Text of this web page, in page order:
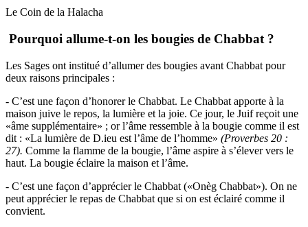
Le Coin de la Halacha
Pourquoi allume-t-on les bougies de Chabbat ?
Les Sages ont institué d’allumer des bougies avant Chabbat pour
deux raisons principales :
- C’est une façon d’honorer le Chabbat. Le Chabbat apporte à la
maison juive le repos, la lumière et la joie. Ce jour, le Juif reçoit une
«âme supplémentaire» ; or l’âme ressemble à la bougie comme il est
dit : «La lumière de D.ieu est l’âme de l’homme» (Proverbes 20 :
27). Comme la flamme de la bougie, l’âme aspire à s’élever vers le
haut. La bougie éclaire la maison et l’âme.
- C’est une façon d’apprécier le Chabbat («Onèg Chabbat»). On ne
peut apprécier le repas de Chabbat que si on est éclairé comme il
convient.